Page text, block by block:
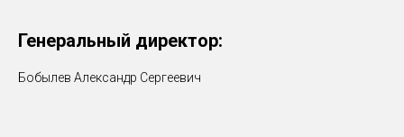
Генеральный директор:
Бобылев Александр Сергеевич